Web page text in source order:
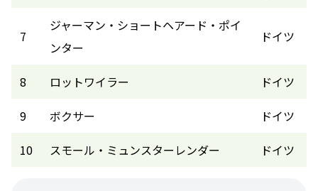
7
ジャーマン・ショートヘアード・ポイ
ンター
ドイツ
8 ロットワイラー
ドイツ
9
ボクサー
ドイツ
10
スモール・ミュンスターレンダー ドイツ